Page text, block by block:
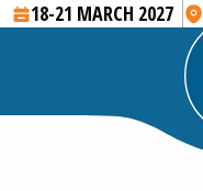
18-21 MARCH 2027